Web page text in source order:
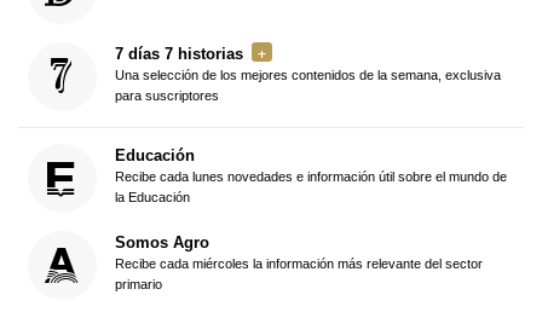
7 días 7 historias
Una selección de los mejores contenidos de la semana, exclusiva
para suscriptores
Educación
Recibe cada lunes novedades e información útil sobre el mundo de
la Educación
Somos Agro
Recibe cada miércoles la información más relevante del sector
primario